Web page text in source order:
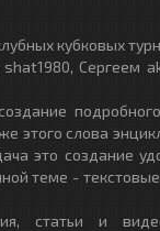
кубковых
Сергеем
этого слова
это создание
теме -
статьи и